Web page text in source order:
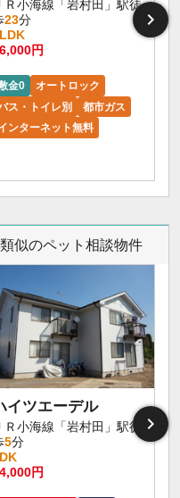
Ｒ小海線「岩村田」駅徒
23分
円
金0
オートロック
ス・トイレ別
都市ガス
ンターネット無料
似のペット相談物件
イツエーデル
Ｒ小海線「岩村田」駅徒
5分
円